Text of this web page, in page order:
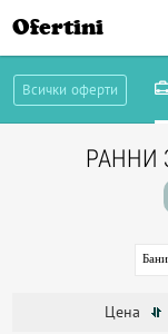
Ofertini
Всички оферти
РАННИ
Цена